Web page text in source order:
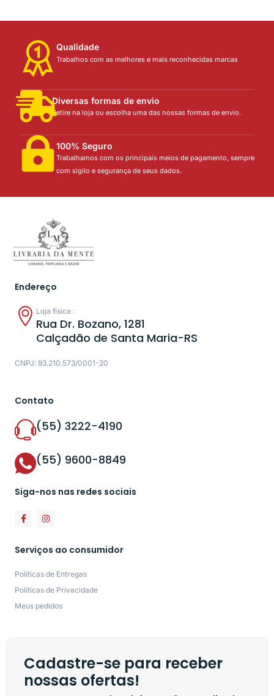
Qualidade
Trabalhos com as melhores e mais reconhecidas marcas
Diversas formas de envio
Retire na loja ou escolha uma das nossas formas de envio.
100% Seguro
Trabalhamos com os principais meios de pagamento, sempre
com sigilo e segurança de seus dados.
Endereço
Loja física :
Rua Dr. Bozano, 1281
Calçadão de Santa Maria-RS
CNPJ: 93.210.573/0001-20
Contato
(55) 3222-4190
(55) 9600-8849
Siga-nos nas redes sociais
Serviços ao consumidor
Políticas de Entregas
Políticas de Privacidade
Meus pedidos
Cadastre-se para receber
nossas ofertas!